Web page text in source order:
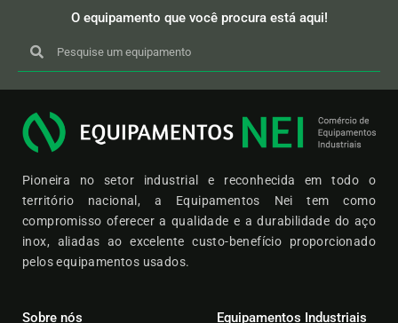
O equipamento que você procura está aqui!
Pioneira no setor industrial e reconhecida em todo o
território nacional, a Equipamentos Nei tem como
compromisso oferecer a qualidade e a durabilidade do aço
inox, aliadas ao excelente custo-benefício proporcionado
pelos equipamentos usados.
Sobre nós Equipamentos Industriais